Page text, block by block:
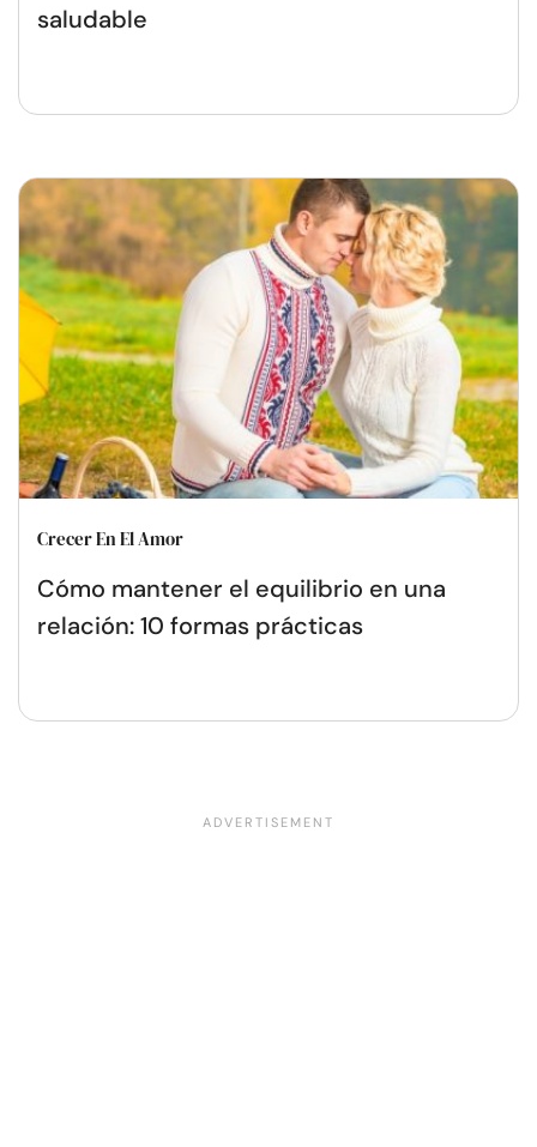
saludable
Crecer En El Amor
Cómo mantener el equilibrio en una
relación: 10 formas prácticas